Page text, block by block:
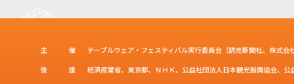
主 催 テーブルウェア・フェスティバル実行委員会（読売新聞社、株式会
後 援 経済産業省、東京都、ＮＨＫ、公益社団法人日本観光振興協会、